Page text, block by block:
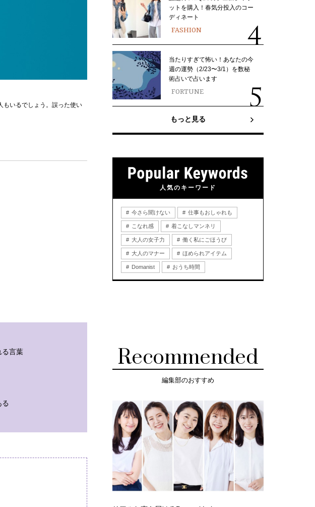
もいるでしょう。誤った使い
る言葉
る
ットを購入！春気分投入のコー
ディネート
FASHION
当たりすぎて怖い！あなたの今
週の運勢（2/23〜3/1）を数秘
術占いで占います
FORTUNE
もっと見る
人気のキーワード
今さら聞けない 仕事もおしゃれも
こなれ感 着こなしマンネリ
大人の女子力 働く私にごほうび
大人のマナー ほめられアイテム
Domanist おうち時間
Recommended
編集部のおすすめ